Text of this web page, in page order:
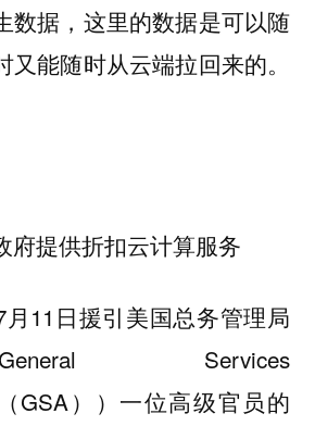
数据，这里的数据是可以随
又能随时从云端拉回来的。
府提供折扣云计算服务
11日援引美国总务管理局
Services
GSA））一位高级官员的